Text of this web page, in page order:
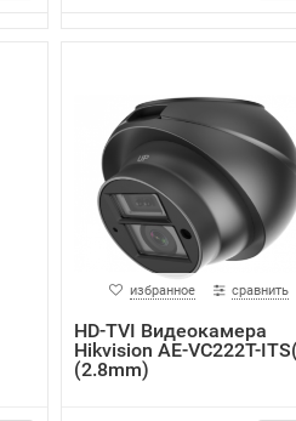
избранное сравнить
HD-TVI Видеокамера
Hikvision AE-VC222T-
(2.8mm)